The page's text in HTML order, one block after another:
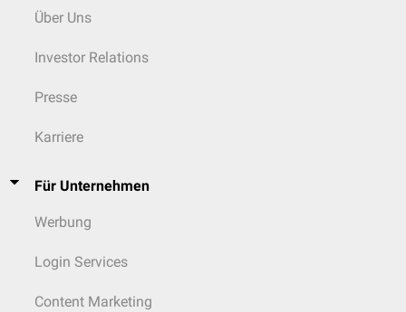
Über Uns
Investor Relations
Presse
Karriere
Für Unternehmen
Werbung
Login Services
Content Marketing